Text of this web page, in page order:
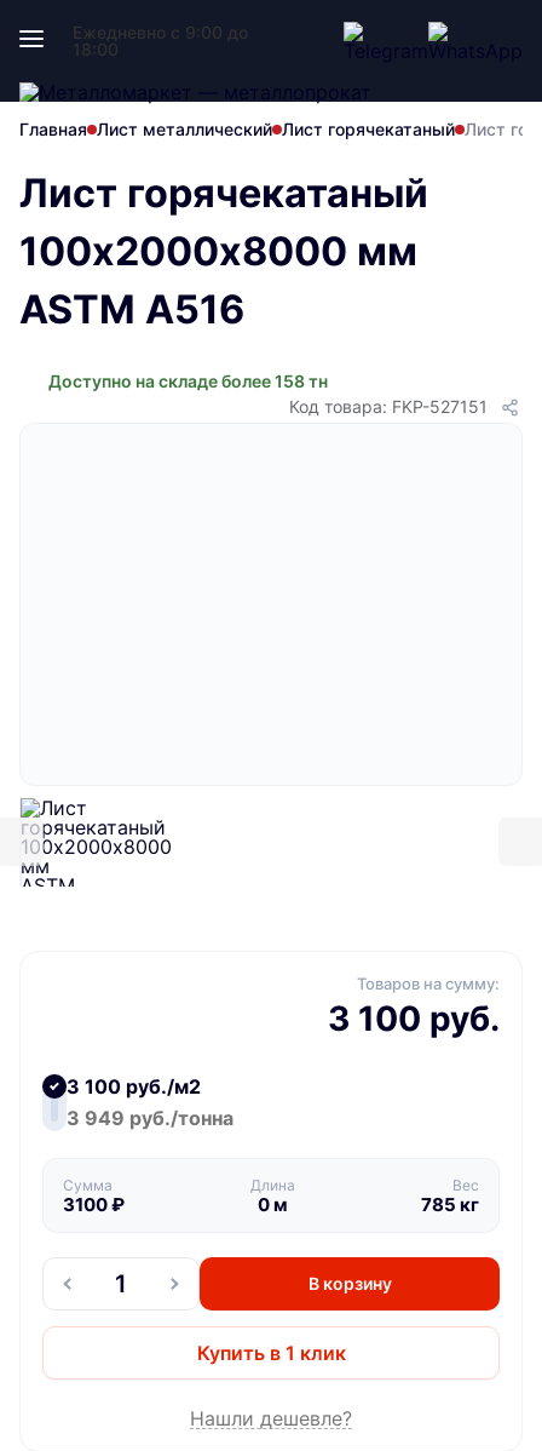
Ежедневно с 9:00 до
18:00
Главная Лист металлический Лист горячекатаный Лист
Лист горячекатаный
100х2000х8000 мм
ASTM A516
Доступно на складе более 158 тн
Код товара: FKP-527151
Товаров на сумму:
3 100 руб.
3 100 руб./м2
3 949 руб./тонна
Сумма
3100₽
Длина
0м
Вес
785 кг
В корзину
Купить в 1 клик
Нашли дешевле?